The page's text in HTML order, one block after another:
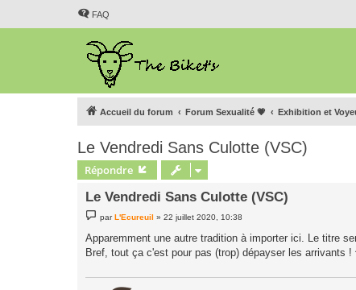
FAQ
Accueil du forum Forum Sexualité 💗 Exhibition et
Le Vendredi Sans Culotte (VSC)
Répondre
Le Vendredi Sans Culotte (VSC)
e
s
a
parL'Ecureuil »22 juillet 2020, 10:38
Apparemment une autre tradition à importer ici. Le titre
Bref, tout ça c'est pour pas (trop) dépayser les arrivants !